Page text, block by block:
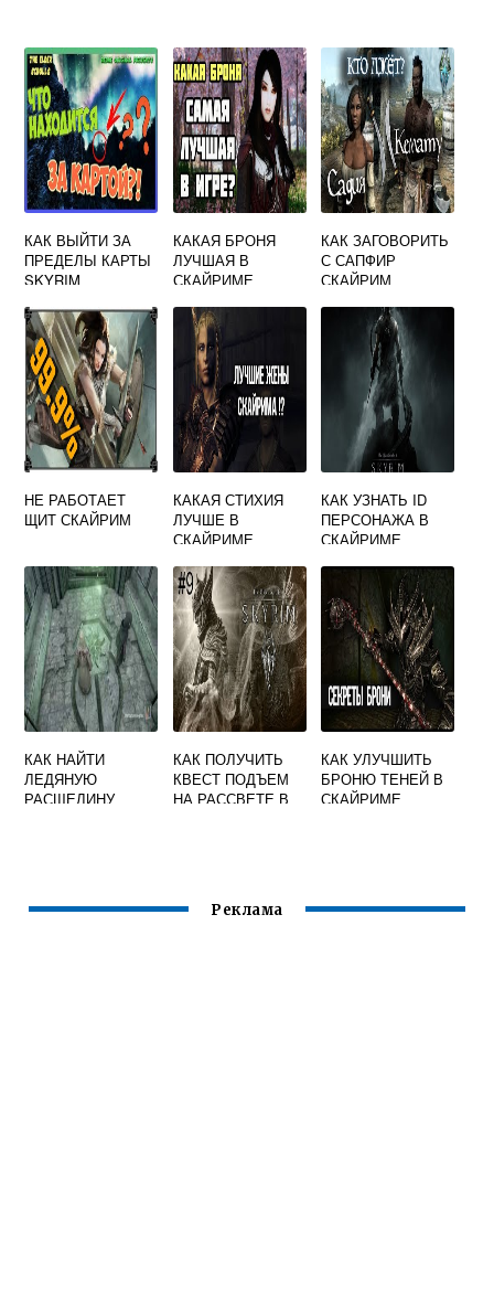
КАК ВЫЙТИ ЗА
ПРЕДЕЛЫ КАРТЫ
SKYRIM
КАКАЯ БРОНЯ
ЛУЧШАЯ В
СКАЙРИМЕ
КАК ЗАГОВОРИТЬ
С САПФИР
СКАЙРИМ
НЕ РАБОТАЕТ
ЩИТ СКАЙРИМ
КАКАЯ СТИХИЯ
ЛУЧШЕ В
СКАЙРИМЕ
КАК УЗНАТЬ ID
ПЕРСОНАЖА В
СКАЙРИМЕ
КАК НАЙТИ
ЛЕДЯНУЮ
РАСЩЕЛИНУ
КАК ПОЛУЧИТЬ
КВЕСТ ПОДЪЕМ
НА РАССВЕТЕ В
КАК УЛУЧШИТЬ
БРОНЮ ТЕНЕЙ В
СКАЙРИМЕ
Реклама